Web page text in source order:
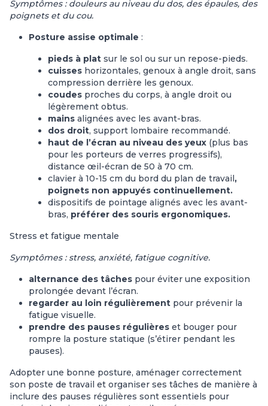
Symptômes : douleurs au niveau du dos, des épaules, des
poignets et du cou.
Posture assise optimale :
pieds à plat sur le sol ou sur un repose-pieds.
cuisses horizontales, genoux à angle droit, sans
compression derrière les genoux.
coudes proches du corps, à angle droit ou
légèrement obtus.
mains alignées avec les avant-bras.
dos droit, support lombaire recommandé.
haut de l’écran au niveau des yeux (plus bas
pour les porteurs de verres progressifs),
distance œil-écran de 50 à 70 cm.
clavier à 10-15 cm du bord du plan de travail,
poignets non appuyés continuellement.
dispositifs de pointage alignés avec les avant-
bras, préférer des souris ergonomiques.
Stress et fatigue mentale
Symptômes : stress, anxiété, fatigue cognitive.
alternance des tâches pour éviter une exposition
prolongée devant l’écran.
regarder au loin régulièrement pour prévenir la
fatigue visuelle.
prendre des pauses régulières et bouger pour
rompre la posture statique (s’étirer pendant les
pauses).
Adopter une bonne posture, aménager correctement
son poste de travail et organiser ses tâches de manière à
inclure des pauses régulières sont essentiels pour